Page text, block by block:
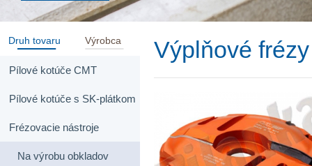
Druh tovaru Výrobca
Pílové kotúče CMT
Pílové kotúče s SK-plátkom
Frézovacie nástroje
Na výrobu obkladov
Výplňové